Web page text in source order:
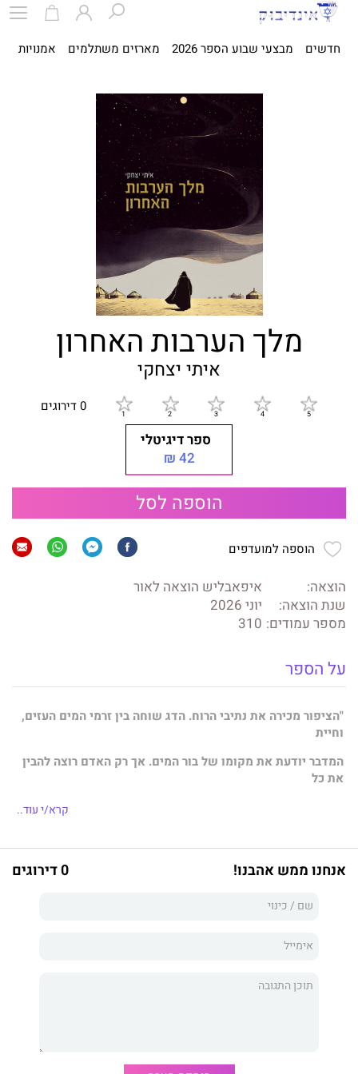
חדשים מבצעי שבוע הספר 2026 מארזים משתלמים אמנויות
מלך הערבות האחרון
איתי יצחקי
0 דירוגים
ספר דיגיטלי
42 ₪
הוספה לסל
הוספה למועדפים
הוצאה:
איפאבליש הוצאה לאור
שנת הוצאה:
יוני 2026
מספר עמודים: 310
על הספר
"הציפור מכירה את נתיבי הרוח. הדג שוחה בין זרמי המים העזים,
וחיית
המדבר יודעת את מקומו של בור המים. אך רק האדם רוצה להבין
את כל
אלה. כדי להבין, אתה צריך להתנסות ברגשות העזים ביותר
בכוחות ההרסניים ביותר."
באחד מימי החורף, כשהגשם מקיש על התריסים והריקנות סוגרת
עליו, דניאל, צעיר תל־אביבי רדוף סיוטים, נשאב מתוך חייו האפורים
אל עולם אחר. זהו עולם של ערבות אינסופיות, שבו הרוח שורקת בין
לדורות. אל מסעם מצטרפת הילדה אור, יתומה מסתורית עם
האיחוד ולעצור את הכוחות האפלים המתארגנים נגדם, עליו לבנות
קרא/י עוד..
אנחנו ממש אהבנו! 0 דירוגים